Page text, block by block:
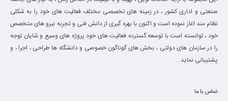
صنعتی و اداری کشور ، در زمینه های تخصصی مختلف فعالیت های خود را به شکلی
نظام مند اغاز نموده است و اکنون با بهره گیری از دانش فنی و تجربه نیرو های متخصص
خود ، توانسته است با توسعه گسترده فعالیت های خود پروژه های وسیع و شایان توجه
را در سازمان های دولتی ، بخش های گوناگون خصوصی و دانشگاه ها طراحی ، اجرا ، و
پشتیبانی نماید .
تماس با ما